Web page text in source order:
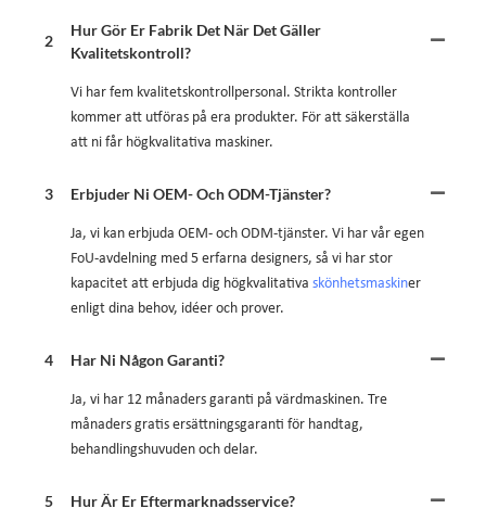
2
Hur Gör Er Fabrik Det När Det Gäller
Kvalitetskontroll?
Vi har fem kvalitetskontrollpersonal. Strikta kontroller
kommer att utföras på era produkter. För att säkerställa
att ni får högkvalitativa maskiner.
3 Erbjuder Ni OEM- Och ODM-Tjänster?
Ja, vi kan erbjuda OEM- och ODM-tjänster. Vi har vår egen
FoU-avdelning med 5 erfarna designers, så vi har stor
kapacitet att erbjuda dig högkvalitativa skönhetsmaskiner
enligt dina behov, idéer och prover.
4 Har Ni Någon Garanti?
Ja, vi har 12 månaders garanti på värdmaskinen. Tre
månaders gratis ersättningsgaranti för handtag,
behandlingshuvuden och delar.
5 Hur Är Er Eftermarknadsservice?